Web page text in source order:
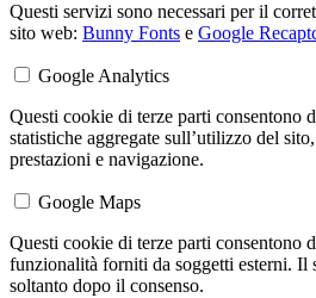
Questi servizi sono necessari per il
sito web: Bunny Fonts e Google
Google Analytics
Questi cookie di terze parti consentono
statistiche aggregate sull’utilizzo del
prestazioni e navigazione.
Google Maps
Questi cookie di terze parti consentono
funzionalità forniti da soggetti esterni. Il
soltanto dopo il consenso.